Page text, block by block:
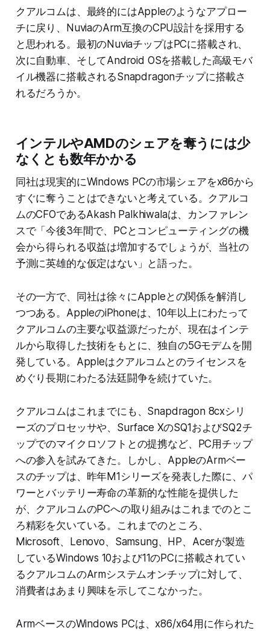
クアルコムは、最終的にはAppleのようなアプロー
チに戻り、NuviaのArm互換のCPU設計を採用する
と思われる。最初のNuviaチップはPCに搭載され、
次に自動車、そしてAndroid OSを搭載した高級モバ
イル機器に搭載されるSnapdragonチップに搭載さ
れるだろうか。
インテルやAMDのシェアを奪うには少
なくとも数年かかる
同社は現実的にWindows PCの市場シェアをx86から
すぐに奪うことはできないと考えている。クアルコ
ムのCFOであるAkash Palkhiwalaは、カンファレン
スで「今後3年間で、PCとコンピューティングの機
会から得られる収益は増加するでしょうが、当社の
予測に英雄的な仮定はない」と語った。
その一方で、同社は徐々にAppleとの関係を解消し
つつある。AppleのiPhoneは、10年以上にわたって
クアルコムの主要な収益源だったが、現在はインテ
ルから取得した技術をもとに、独自の5Gモデムを開
発している。Appleはクアルコムとのライセンスを
めぐり長期にわたる法廷闘争を続けていた。
クアルコムはこれまでにも、Snapdragon 8cxシリ
ーズのプロセッサや、Surface XのSQ1およびSQ2チ
ップでのマイクロソフトとの提携など、PC用チップ
への参入を試みてきた。しかし、AppleのArmベー
スのチップは、昨年M1シリーズを発表した際に、パ
ワーとバッテリー寿命の革新的な性能を提供した
が、クアルコムのPCへの取り組みはこれまでのとこ
ろ精彩を欠いている。これまでのところ、
Microsoft、Lenovo、Samsung、HP、Acerが製造
しているWindows 10および11のPCに搭載されてい
るクアルコムのArmシステムオンチップに対して、
消費者はあまり興味を示してこなかった。
ArmベースのWindows PCは、x86/x64用に作られた